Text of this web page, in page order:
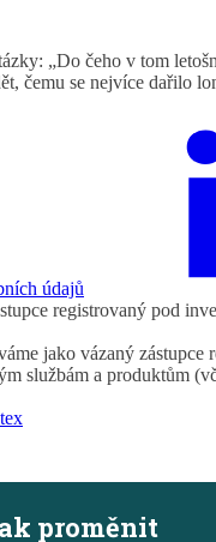
„Do čeho v tom
čemu se nejvíce dařilo
údajů
registrovaný pod
jako vázaný
službám a produktům
proměnit